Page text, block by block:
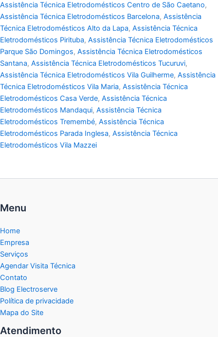
Assistência Técnica Eletrodomésticos Centro de São Caetano,
Assistência Técnica Eletrodomésticos Barcelona, Assistência
Técnica Eletrodomésticos Alto da Lapa, Assistência Técnica
Eletrodomésticos Pirituba, Assistência Técnica Eletrodomésticos
Parque São Domingos, Assistência Técnica Eletrodomésticos
Santana, Assistência Técnica Eletrodomésticos Tucuruvi,
Assistência Técnica Eletrodomésticos Vila Guilherme, Assistência
Técnica Eletrodomésticos Vila Maria, Assistência Técnica
Eletrodomésticos Casa Verde, Assistência Técnica
Eletrodomésticos Mandaqui, Assistência Técnica
Eletrodomésticos Tremembé, Assistência Técnica
Eletrodomésticos Parada Inglesa, Assistência Técnica
Eletrodomésticos Vila Mazzei
Menu
Home
Empresa
Serviços
Agendar Visita Técnica
Contato
Blog Electroserve
Política de privacidade
Mapa do Site
Atendimento